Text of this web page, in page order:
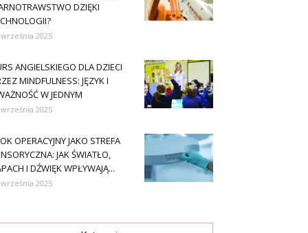
DZIĘKI
2025
ANGIELSKIEGO DLA DZIECI
MINDFULNESS: JĘZYK I
W JEDNYM
2025
OPERACYJNY JAKO STREFA
JAK ŚWIATŁO,
I DŹWIĘK WPŁYWAJĄ...
2025